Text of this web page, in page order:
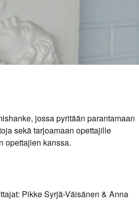
jossa pyritään parantamaan
sekä tarjoamaan opettajille
opettajien kanssa.
Pikke Syrjä-Väisänen & Anna